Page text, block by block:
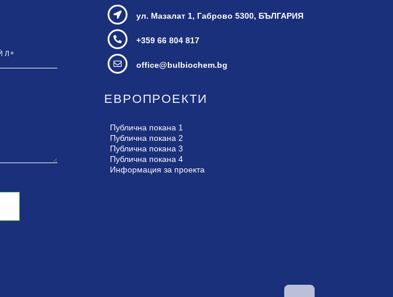
ул. Мазалат 1, Габрово 5300, БЪЛГАРИЯ
+359 66 804 817
office@bulbiochem.bg
ЕВРОПРОЕКТИ
Публична покана 1
Публична покана 2
Публична покана 3
Публична покана 4
Информация за проекта